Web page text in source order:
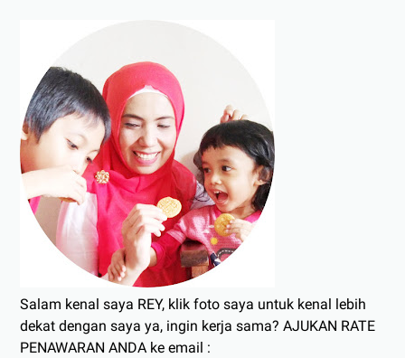
Salam kenal saya REY, klik foto saya untuk kenal lebih
dekat dengan saya ya, ingin kerja sama? AJUKAN RATE
PENAWARAN ANDA ke email :